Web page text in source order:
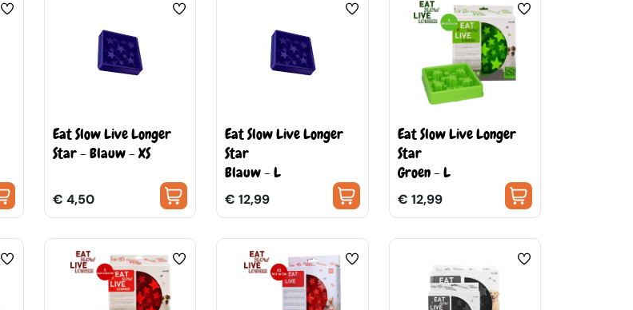
Eat Slow Live Longer
Star - Blauw - XS
€ 4,50
Eat Slow Live Longer
Star
Blauw - L
€ 12,99
Eat Slow Live Longer
Star
Groen - L
€ 12,99